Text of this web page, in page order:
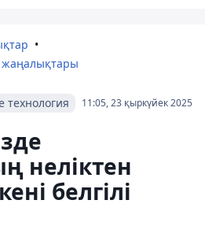
11:05, 23 қыркүйек 2025
неліктен
белгілі